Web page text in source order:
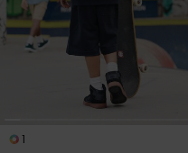
1